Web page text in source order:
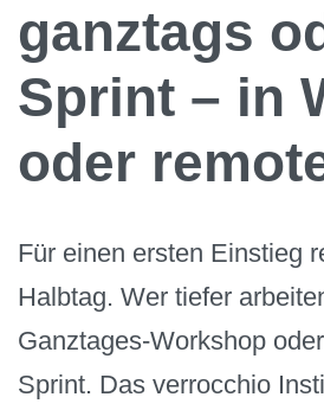
ganztags
Sprint – in
oder
Für einen ersten Einstieg
Halbtag. Wer tiefer
Ganztages-Workshop
Sprint. Das verrocchio